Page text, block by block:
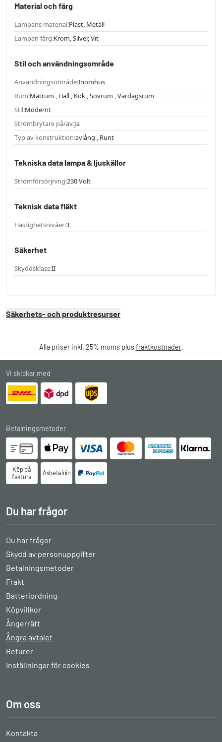
Material och färg
Lampans material:Plast, Metall
Lampan färg:Krom, Silver, Vit
Stil och användningsområde
Användningsområde:Inomhus
Rum:Matrum , Hall , Kök , Sovrum , Vardagsrum
Stil:Modernt
Strömbrytare på/av:Ja
Typ av konstruktion:avlång , Runt
Tekniska data lampa & ljuskällor
Strömförsörjning:230 Volt
Teknisk data fläkt
Hastighetsnivåer:3
Säkerhet
Skyddsklass:II
Säkerhets- och produktresurser
Alla priser inkl. 25% moms plusfraktkostnader.
Vi skickar med
Betalningsmetoder
Köp på
faktura
Avbetalningsköp
Du har frågor
Du har frågor
Skydd av personuppgifter
Betalningsmetoder
Frakt
Batteriordning
Köpvillkor
Ångerrätt
Ångra avtalet
Returer
Inställningar för cookies
Om oss
Kontakta